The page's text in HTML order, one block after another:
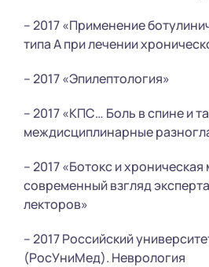
– 2017 «Применение
типа А при лечении
– 2017 «Эпилептология»
– 2017 «КПС… Боль в спине и
междисциплинарные
– 2017 «Ботокс и
современный взгляд
лекторов»
– 2017 Российский
(РосУниМед). Неврология